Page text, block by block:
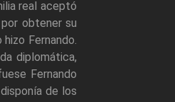
real aceptó
obtener su
Fernando.
diplomática,
Fernando
de los